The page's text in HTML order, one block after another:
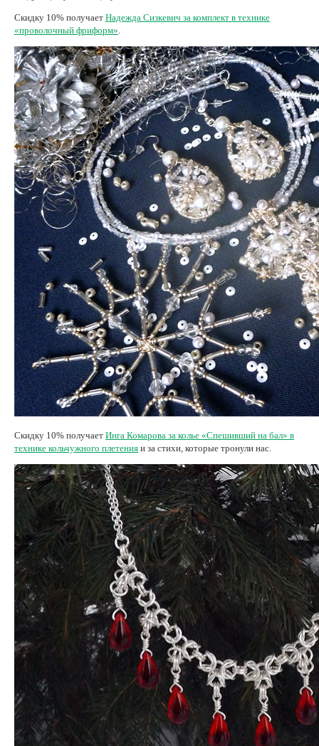
Скидку 10% получает Надежда Сизкевич за комплект в технике
«проволочный фриформ»
Скидку 10% получает Инга Комарова за колье «Спешивший на бал» в
технике кольчужного плетения и за стихи, которые тронули нас.